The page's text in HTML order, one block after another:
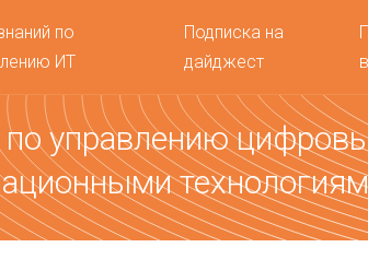
по
ИТ
Подписка на
дайджест
управлению